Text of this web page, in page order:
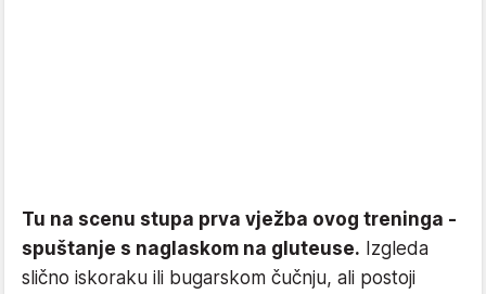
Tu na scenu stupa prva vježba ovog treninga -
spuštanje s naglaskom na gluteuse. Izgleda
slično iskoraku ili bugarskom čučnju, ali postoji